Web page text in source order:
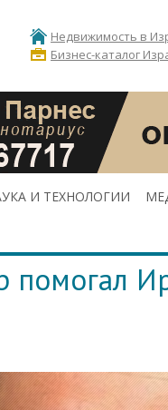
Недвижимость в
Бизнес-каталог
И ТЕХНОЛОГИИ